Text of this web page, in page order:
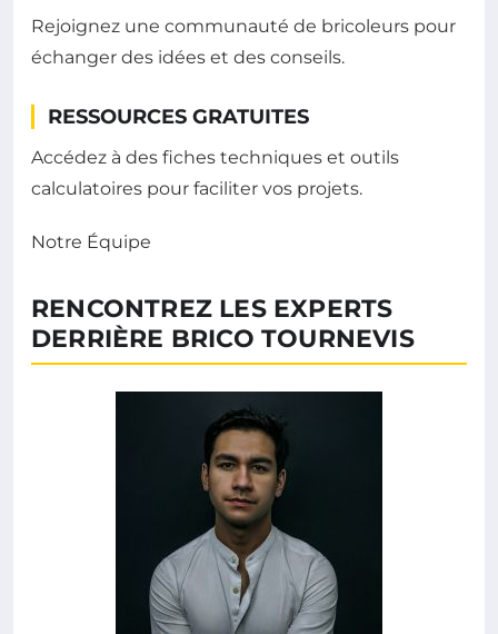
Rejoignez une communauté de bricoleurs pour
échanger des idées et des conseils.
RESSOURCES GRATUITES
Accédez à des fiches techniques et outils
calculatoires pour faciliter vos projets.
Notre Équipe
RENCONTREZ LES EXPERTS
DERRIÈRE BRICO TOURNEVIS